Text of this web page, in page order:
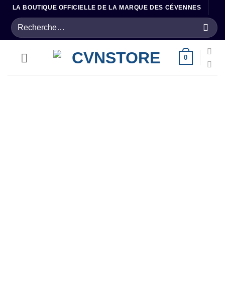
Passer
contenu
LA BOUTIQUE OFFICIELLE DE LA MARQUE DES CÉVENNES
Recherche
pour :
0